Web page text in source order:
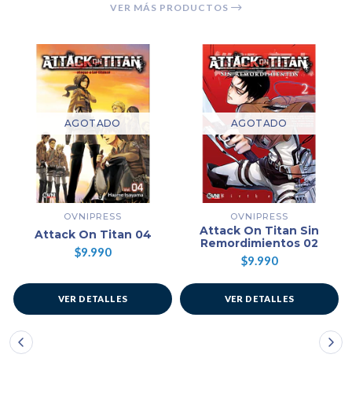
VER MÁS PRODUCTOS
AGOTADO
OVNIPRESS
Attack On Titan 04
$9.990
VER DETALLES
AGOTADO
OVNIPRESS
Attack On Titan Sin
Remordimientos 02
$9.990
VER DETALLES